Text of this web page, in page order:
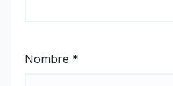
Nombre *